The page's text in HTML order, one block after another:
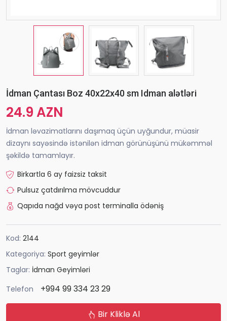
İdman Çantası Boz 40x22x40 sm Idman alətləri
24.9 AZN
İdman ləvazimatlarını daşımaq üçün uyğundur, müasir
dizaynı sayəsində istənilən idman görünüşünü mükəmməl
şəkildə tamamlayır.
Birkartla 6 ay faizsiz taksit
Pulsuz çatdırılma mövcuddur
Qapıda nağd vəya post terminalla ödəniş
Kod: 2144
Kategoriya: Sport geyimlər
Taglar: İdman Geyimləri
Telefon
+994 99 334 23 29
Bir Kliklə Al